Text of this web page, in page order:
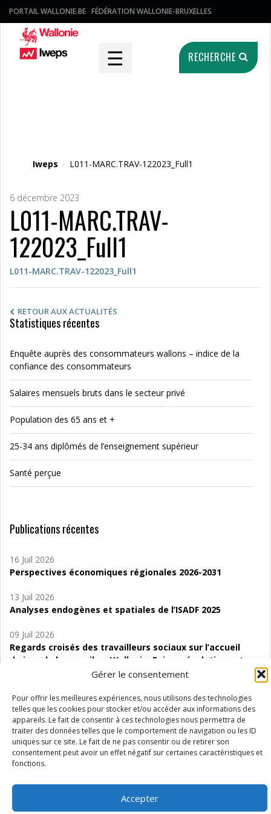
Gérer le consentement
Pour offrir les meilleures expériences, nous utilisons des technologies
telles que les cookies pour stocker et/ou accéder aux informations des
appareils. Le fait de consentir à ces technologies nous permettra de
traiter des données telles que le comportement de navigation ou les ID
uniques sur ce site. Le fait de ne pas consentir ou de retirer son
consentement peut avoir un effet négatif sur certaines caractéristiques et
fonctions.
Accepter
PORTAIL WALLONIE.BE FÉDÉRATION WALLONIE-BRUXELLES
☰ RECHERCHE
Iweps / L011-MARC.TRAV-122023_Full1
6 décembre 2023
L011-MARC.TRAV-
122023_Full1
L011-MARC.TRAV-122023_Full1
RETOUR AUX ACTUALITÉS
Statistiques récentes
Enquête auprès des consommateurs wallons – indice de la
confiance des consommateurs
Salaires mensuels bruts dans le secteur privé
Population des 65 ans et +
25-34 ans diplômés de l’enseignement supérieur
Santé perçue
Publications récentes
16 Juil 2026
Perspectives économiques régionales 2026-2031
13 Juil 2026
Analyses endogènes et spatiales de l’ISADF 2025
09 Juil 2026
Regards croisés des travailleurs sociaux sur l’accueil
de jour de bas seuil en Wallonie. Enjeux, évolutions et
06 Juil 2026
Étude d’évaluabilité des Structures
d’accompagnement à l’autocréation d’emploi (SAACE)
01 Juil 2026
Pénurie du personnel infirmier :quels indicateurs
Wallonie ?